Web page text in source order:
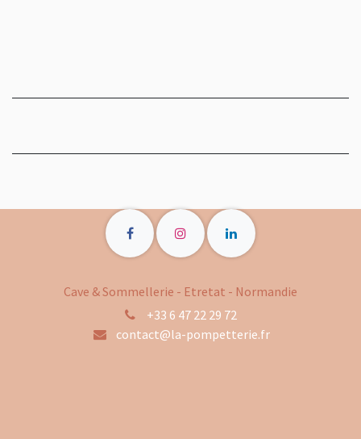
Cave & Sommellerie - Etretat - Normandie
+33 6 47 22 29 72
contact@la-pompetterie.fr